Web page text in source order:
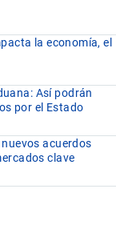
la economía, el
Así podrán
por el Estado
acuerdos
clave